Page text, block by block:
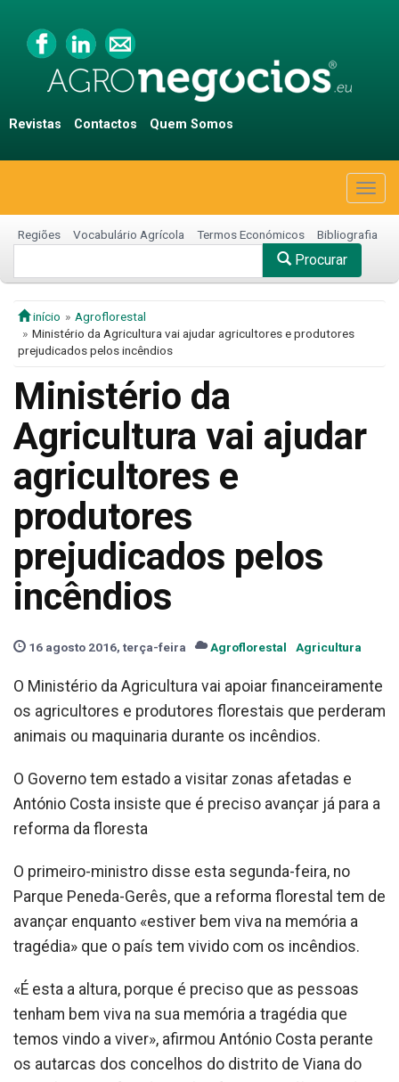
Revistas Contactos Quem Somos
Regiões Vocabulário Agrícola Termos Económicos Bibliografia
Procurar
início
Agroflorestal
Ministério da Agricultura vai ajudar agricultores e produtores
prejudicados pelos incêndios
Ministério da
Agricultura vai ajudar
agricultores e
produtores
prejudicados pelos
incêndios
16 agosto 2016, terça-feira Agroflorestal Agricultura
O Ministério da Agricultura vai apoiar financeiramente
os agricultores e produtores florestais que perderam
animais ou maquinaria durante os incêndios.
O Governo tem estado a visitar zonas afetadas e
António Costa insiste que é preciso avançar já para a
reforma da floresta
O primeiro-ministro disse esta segunda-feira, no
Parque Peneda-Gerês, que a reforma florestal tem de
avançar enquanto «estiver bem viva na memória a
tragédia» que o país tem vivido com os incêndios.
«É esta a altura, porque é preciso que as pessoas
tenham bem viva na sua memória a tragédia que
temos vindo a viver», afirmou António Costa perante
os autarcas dos concelhos do distrito de Viana do